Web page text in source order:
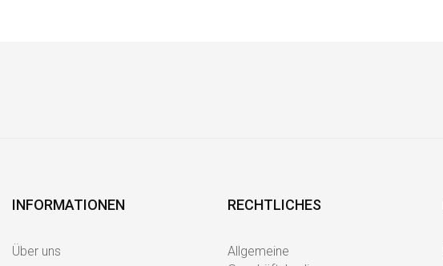
INFORMATIONEN
Über uns
RECHTLICHES
Allgemeine